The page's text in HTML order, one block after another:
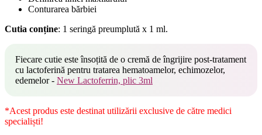
Conturarea bărbiei
Cutia conține: 1 seringă preumplută x 1 ml.
Fiecare cutie este însoțită de o cremă de îngrijire post-tratament
cu lactoferină pentru tratarea hematoamelor, echimozelor,
edemelor - New Lactoferrin, plic 3ml
*Acest produs este destinat utilizării exclusive de către medici
specialiști!